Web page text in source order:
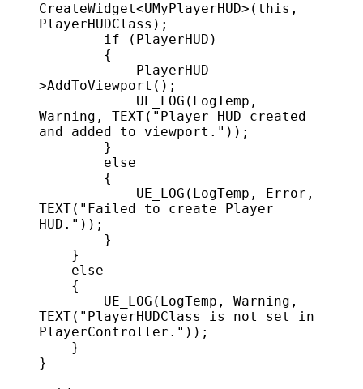
CreateWidget<UMyPlayerHUD>( this ,
PlayerHUDClass);
        if
(PlayerHUD)
        {
            PlayerHUD
-
>AddToViewport ();
            UE_LOG
(LogTemp,
Warning, TEXT( "Player HUD created
and added to viewport." ));
        }
        else
        {
            UE_LOG
TEXT( "Failed to create Player
HUD." ));
        }
    }
    else
    {
        UE_LOG
TEXT( "PlayerHUDClass is not set in
PlayerController." ));
    }
}